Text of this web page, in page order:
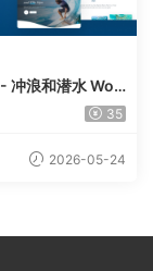
冲浪和潜水 Wor
35
2026-05-24